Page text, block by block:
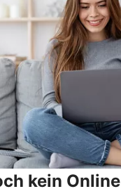
kein